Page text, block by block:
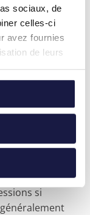
sociaux, de
celles-ci
avez fournies
de leurs
entre
important :
, les participants
d’être
qui
Kluwer
accéléré et les
si